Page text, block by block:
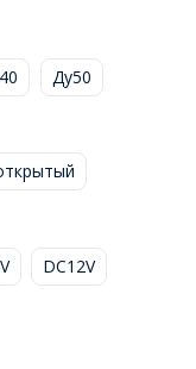
Ду50
DC12V